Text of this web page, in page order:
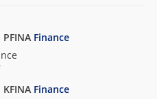
PFINA Finance
KFINA Finance